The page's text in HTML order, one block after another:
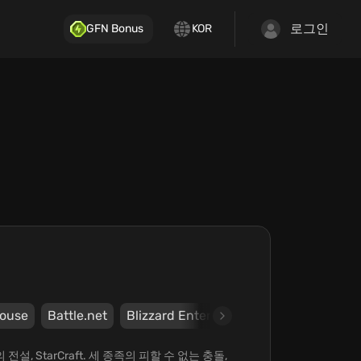
GFN Bonus KOR 로그인
Battle.net Blizzard Entertainment, Inc.
전설, StarCraft. 세 종족의 피할 수 없는 충돌,